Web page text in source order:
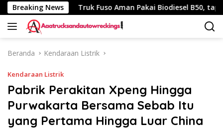
Langsung
ke
konten
Breaking News
Km Truk Fuso Aman Pakai Biodiesel B50, tapi Ada
Beranda Kendaraan Listrik
Kendaraan Listrik
Pabrik Perakitan Xpeng Hingga
Purwakarta Bersama Sebab Itu
yang Pertama Hingga Luar China